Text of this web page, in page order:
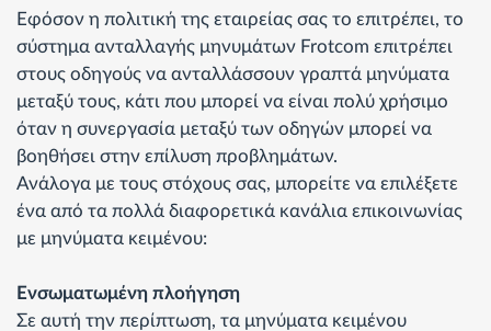
Εφόσον η πολιτική της εταιρείας σας το επιτρέπει, το
σύστημα ανταλλαγής μηνυμάτων Frotcom επιτρέπει
στους οδηγούς να ανταλλάσσουν γραπτά μηνύματα
μεταξύ τους, κάτι που μπορεί να είναι πολύ χρήσιμο
όταν η συνεργασία μεταξύ των οδηγών μπορεί να
βοηθήσει στην επίλυση προβλημάτων.
Ανάλογα με τους στόχους σας, μπορείτε να επιλέξετε
ένα από τα πολλά διαφορετικά κανάλια επικοινωνίας
με μηνύματα κειμένου:
Ενσωματωμένη πλοήγηση
Σε αυτή την περίπτωση, τα μηνύματα κειμένου